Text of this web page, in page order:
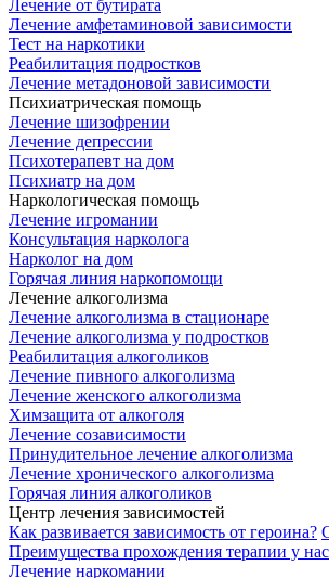
Лечение от бутирата
Лечение амфетаминовой зависимости
Тест на наркотики
Реабилитация подростков
Лечение метадоновой зависимости
Психиатрическая помощь
Лечение шизофрении
Лечение депрессии
Психотерапевт на дом
Психиатр на дом
Наркологическая помощь
Лечение игромании
Консультация нарколога
Нарколог на дом
Горячая линия наркопомощи
Лечение алкоголизма
Лечение алкоголизма в стационаре
Лечение алкоголизма у подростков
Реабилитация алкоголиков
Лечение пивного алкоголизма
Лечение женского алкоголизма
Химзащита от алкоголя
Лечение созависимости
Принудительное лечение алкоголизма
Лечение хронического алкоголизма
Горячая линия алкоголиков
Центр лечения зависимостей
Как развивается зависимость от героина?
Преимущества прохождения терапии у нас
Лечение наркомании